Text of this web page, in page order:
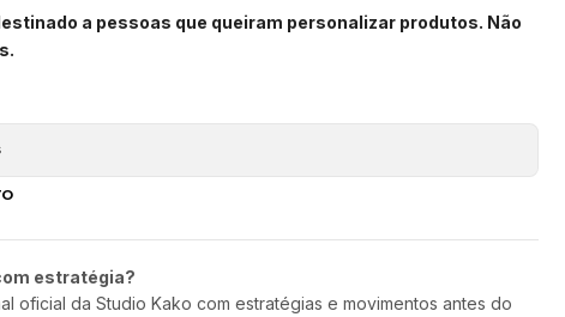
a pessoas que queiram personalizar produtos. Não
estratégia?
oficial da Studio Kako com estratégias e movimentos antes do